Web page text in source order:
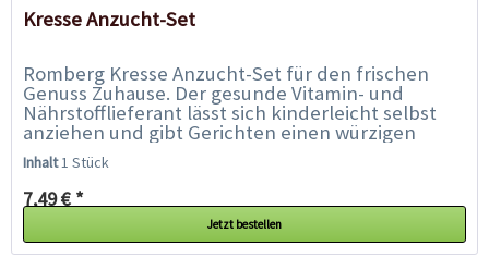
Kresse Anzucht-Set
Romberg Kresse Anzucht-Set für den frischen
Genuss Zuhause. Der gesunde Vitamin- und
Nährstofflieferant lässt sich kinderleicht selbst
anziehen und gibt Gerichten einen würzigen
Extra-Kick! Die Kresse-Anzucht...
Inhalt1 Stück
7,49 € *
Jetzt bestellen